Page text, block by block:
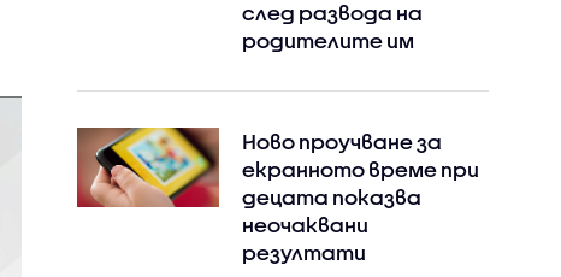
след развода на
родителите им
Ново проучване за
екранното време при
децата показва
неочаквани
резултати